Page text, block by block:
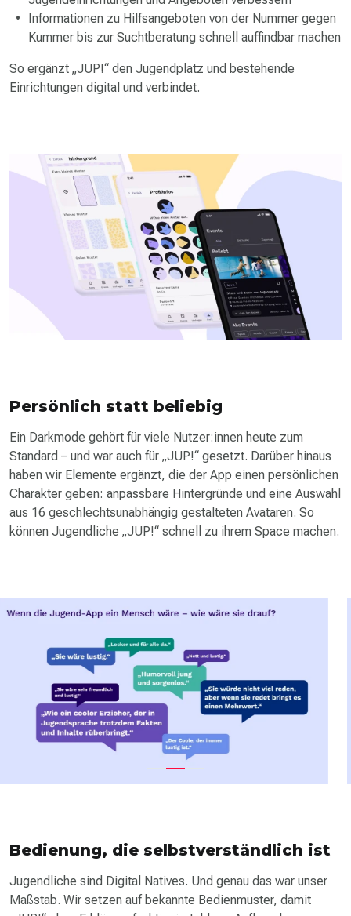
Informationen zu Hilfsangeboten von der Nummer gegen
Kummer bis zur Sucht­beratung schnell auffindbar machen
So ergänzt „JUP!“ den Jugendplatz und bestehende
Einrichtungen digital und verbindet.
Persönlich statt beliebig
Ein Darkmode gehört für viele Nutzer:innen heute zum
Standard – und war auch für „JUP!“ gesetzt. Darüber hinaus
haben wir Elemente ergänzt, die der App einen persönlichen
Charakter geben: anpassbare Hintergründe und eine Auswahl
aus 16 geschlechts­unabhängig gestalteten Avataren. So
können Jugendliche „JUP!“ schnell zu ihrem Space machen.
Bedienung, die selbstverständlich ist
Jugendliche sind Digital Natives. Und genau das war unser
Maßstab. Wir setzen auf bekannte Bedien­muster, damit